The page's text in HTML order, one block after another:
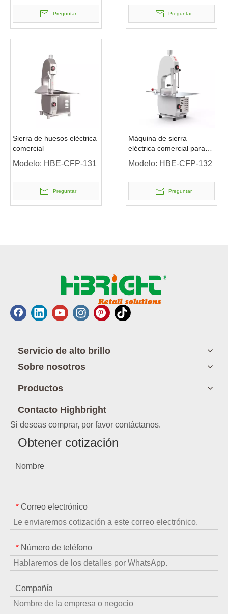
Preguntar Preguntar
Sierra de huesos eléctrica
comercial
Modelo: HBE-CFP-131
Preguntar
Máquina de sierra
eléctrica comercial para
huesos
Modelo: HBE-CFP-132
Preguntar
Servicio de alto brillo
Sobre nosotros
Productos
Contacto Highbright
Si deseas comprar, por favor contáctanos.
Obtener cotización
Nombre
* Correo electrónico
* Número de teléfono
Compañía